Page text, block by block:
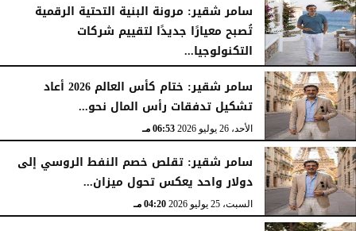
سامر شقير: مرونة البنية التحتية الرقمية
تُصبح معيارًا جديدًا لتقييم شركات
التكنولوجيا...
الأحد، 26 يوليو 2026 07:03 مـ
سامر شقير: ختام كأس العالم 2026 أعاد
تشكيل تدفقات رأس المال نحو...
الأحد، 26 يوليو 2026 06:53 مـ
سامر شقير: تقلص خصم النفط الروسي إلى
دولار واحد يعكس تحول ميزان...
السبت، 25 يوليو 2026 04:20 مـ